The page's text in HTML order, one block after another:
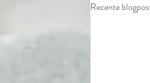
Recente